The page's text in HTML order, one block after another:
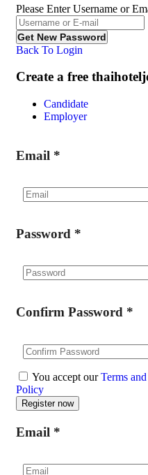
Please Enter Username or
Back To Login
Create a free
Candidate
Employer
Email *
Password *
Confirm Password *
You accept ourTerms
Policy
Email *